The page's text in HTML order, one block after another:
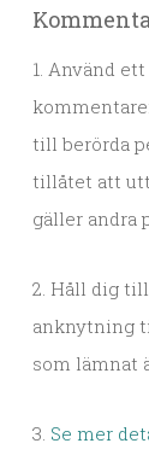
1. Använd
till berörda
tillåtet att
gäller andra
2. Håll dig
anknytning
som lämnat
3. Se mer